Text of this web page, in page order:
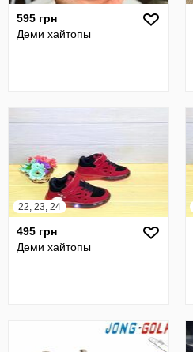
595 грн
Деми хайтопы
22, 23, 24
495 грн
Деми хайтопы